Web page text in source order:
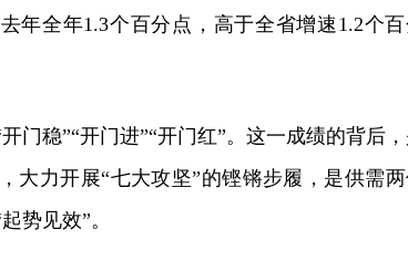
年全年1.3个百分点，高于全省增速1.2个
门稳”“开门进”“开门红”。这一成绩的背后
大力开展“七大攻坚”的铿锵步履，是供需两
势见效”。